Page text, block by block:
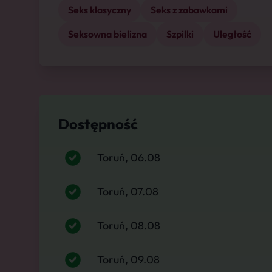
Seks klasyczny
Seks z zabawkami
Seksowna bielizna
Szpilki Uległość
Dostępność
Toruń, 06.08
Toruń, 07.08
Toruń, 08.08
Toruń, 09.08